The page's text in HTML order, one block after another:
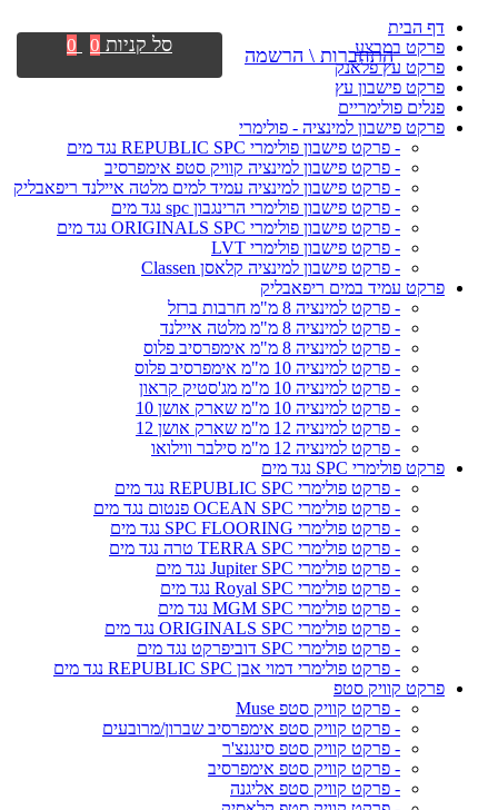
דף הבית
פרקט במבצע
פרקט עץ פלאנק
פרקט פישבון עץ
פנלים פולימריים
פרקט פישבון למינציה - פולימרי
- פרקט פישבון פולימרי REPUBLIC SPC נגד מים
- פרקט פישבון למינציה קוויק סטפ אימפרסיב
- פרקט פישבון למינציה עמיד למים מלטה איילנד ריפאבליק
- פרקט פישבון פולימרי הרינגבון spc נגד מים
- פרקט פישבון פולימרי ORIGINALS SPC נגד מים
- פרקט פישבון פולימרי LVT
- פרקט פישבון למינציה קלאסן Classen
פרקט עמיד במים ריפאבליק
- פרקט למינציה 8 מ"מ חרבות ברזל
- פרקט למינציה 8 מ"מ מלטה איילנד
- פרקט למינציה 8 מ"מ אימפרסיב פלוס
- פרקט למינציה 10 מ"מ אימפרסיב פלוס
- פרקט למינציה 10 מ"מ מג'סטיק קראון
- פרקט למינציה 10 מ"מ שארק אושן 10
- פרקט למינציה 12 מ"מ שארק אושן 12
- פרקט למינציה 12 מ"מ סילבר ווילואו
פרקט פולימרי SPC נגד מים
- פרקט פולימרי REPUBLIC SPC נגד מים
- פרקט פולימרי OCEAN SPC פנטום נגד מים
- פרקט פולימרי SPC FLOORING נגד מים
- פרקט פולימרי TERRA SPC טרה נגד מים
- פרקט פולימרי Jupiter SPC נגד מים
- פרקט פולימרי Royal SPC נגד מים
- פרקט פולימרי MGM SPC נגד מים
- פרקט פולימרי ORIGINALS SPC נגד מים
- פרקט פולימרי SPC דוביפרקט נגד מים
- פרקט פולימרי דמוי אבן REPUBLIC SPC נגד מים
פרקט קוויק סטפ
- פרקט קוויק סטפ Muse
- פרקט קוויק סטפ אימפרסיב שברון/מרובעים
- פרקט קוויק סטפ סינגנצ'ר
- פרקט קוויק סטפ אימפרסיב
- פרקט קוויק סטפ אליגנה
התחברות \ הרשמה סל קניות 0
0